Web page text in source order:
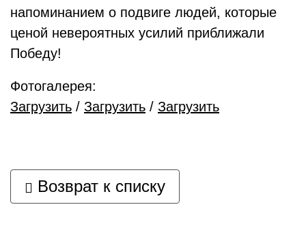
напоминанием о подвиге людей, которые
ценой невероятных усилий приближали
Победу!
Фотогалерея:
Загрузить / Загрузить / Загрузить
Возврат к списку